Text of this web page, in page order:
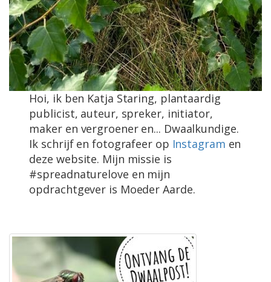
Hoi, ik ben Katja Staring, plantaardig
publicist, auteur, spreker, initiator,
maker en vergroener en... Dwaalkundige.
Ik schrijf en fotografeer op Instagram en
deze website. Mijn missie is
#spreadnaturelove en mijn
opdrachtgever is Moeder Aarde.